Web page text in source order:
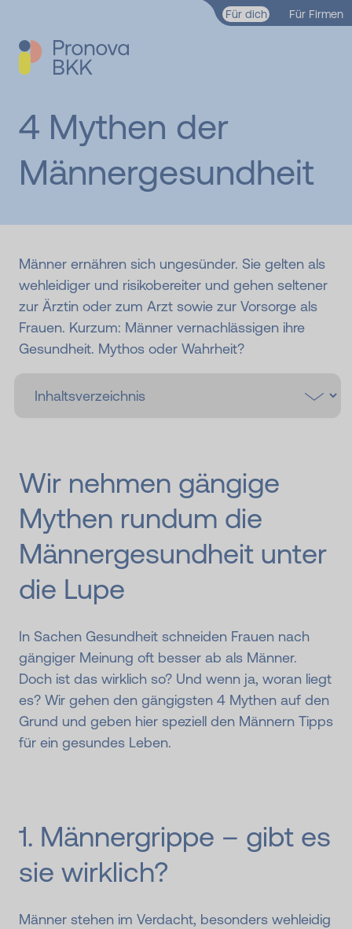
Zum Hauptinhalt springen
Für dich Für Firmen
4 Mythen der
Männergesundheit
Männer ernähren sich ungesünder. Sie gelten als
wehleidiger und risikobereiter und gehen seltener
zur Ärztin oder zum Arzt sowie zur Vorsorge als
Frauen. Kurzum: Männer vernachlässigen ihre
Gesundheit. Mythos oder Wahrheit?
Wir nehmen gängige
Mythen rundum die
Männergesundheit unter
die Lupe
In Sachen Gesundheit schneiden Frauen nach
gängiger Meinung oft besser ab als Männer.
Doch ist das wirklich so? Und wenn ja, woran liegt
es? Wir gehen den gängigsten 4 Mythen auf den
Grund und geben hier speziell den Männern Tipps
für ein gesundes Leben.
1. Männergrippe – gibt es
sie wirklich?
Männer stehen im Verdacht, besonders wehleidig